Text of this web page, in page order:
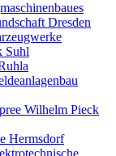
Dresden
Suhl
Wilhelm Pieck
Hermsdorf